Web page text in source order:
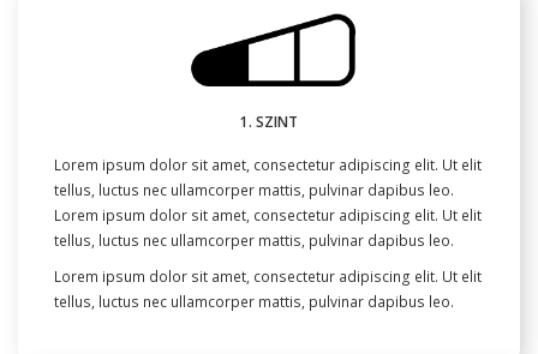
1. SZINT
Lorem ipsum dolor sit amet, consectetur adipiscing elit. Ut elit
tellus, luctus nec ullamcorper mattis, pulvinar dapibus leo.
Lorem ipsum dolor sit amet, consectetur adipiscing elit. Ut elit
tellus, luctus nec ullamcorper mattis, pulvinar dapibus leo.
Lorem ipsum dolor sit amet, consectetur adipiscing elit. Ut elit
tellus, luctus nec ullamcorper mattis, pulvinar dapibus leo.